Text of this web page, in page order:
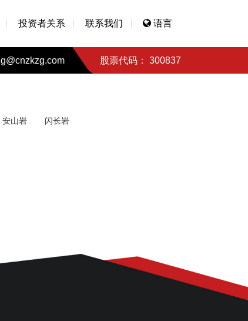
投资者关系 联系我们 语言
股票代码： 300837
安山岩 闪长岩